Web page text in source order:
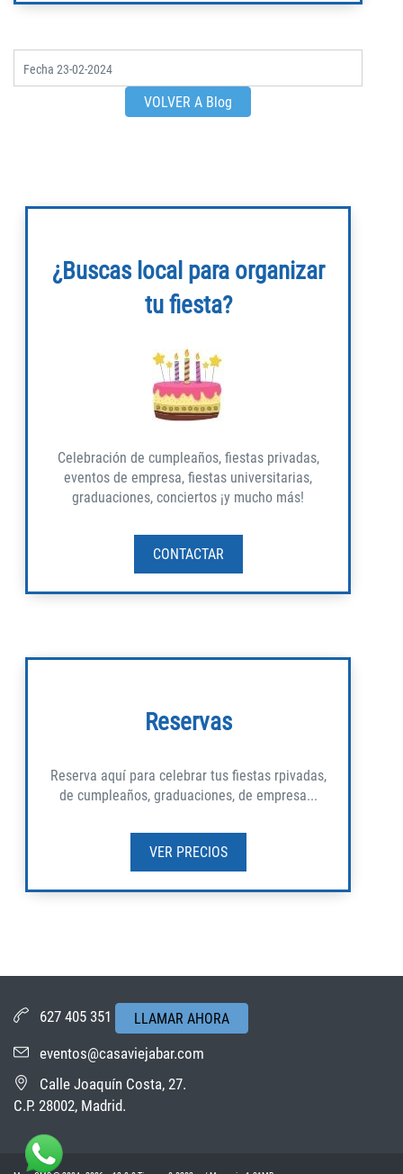
Fecha 23-02-2024
VOLVER A Blog
¿Buscas local para organizar
tu fiesta?
Celebración de cumpleaños, fiestas privadas,
eventos de empresa, fiestas universitarias,
graduaciones, conciertos ¡y mucho más!
CONTACTAR
Reservas
Reserva aquí para celebrar tus fiestas rpivadas,
de cumpleaños, graduaciones, de empresa...
VER PRECIOS
627 405 351 LLAMAR AHORA
eventos@casaviejabar.com
Calle Joaquín Costa, 27.
C.P. 28002, Madrid.